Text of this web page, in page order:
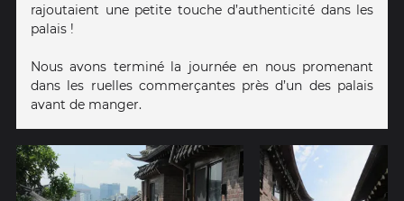
rajoutaient une petite touche d’authenticité dans les
palais !
Nous avons terminé la journée en nous promenant
dans les ruelles commerçantes près d’un des palais
avant de manger.